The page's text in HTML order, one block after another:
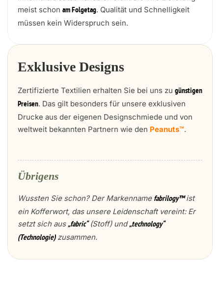
meist schon am Folgetag. Qualität und Schnelligkeit
müssen kein Widerspruch sein.
Exklusive Designs
Zertifizierte Textilien erhalten Sie bei uns zu günstigen
Preisen. Das gilt besonders für unsere exklusiven
Drucke aus der eigenen Designschmiede und von
weltweit bekannten Partnern wie den Peanuts™.
Übrigens
Wussten Sie schon? Der Markenname fabrilogy™ist
ein Kofferwort, das unsere Leidenschaft vereint: Er
setzt sich aus„fabric“(Stoff) und„technology“
(Technologie)zusammen.